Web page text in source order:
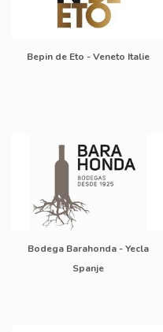
Bepin de Eto - Veneto Italie
Bodega Barahonda - Yecla
Spanje